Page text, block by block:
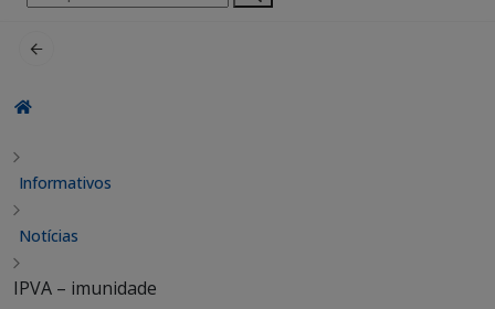
por:
Informativos
Notícias
IPVA – imunidade